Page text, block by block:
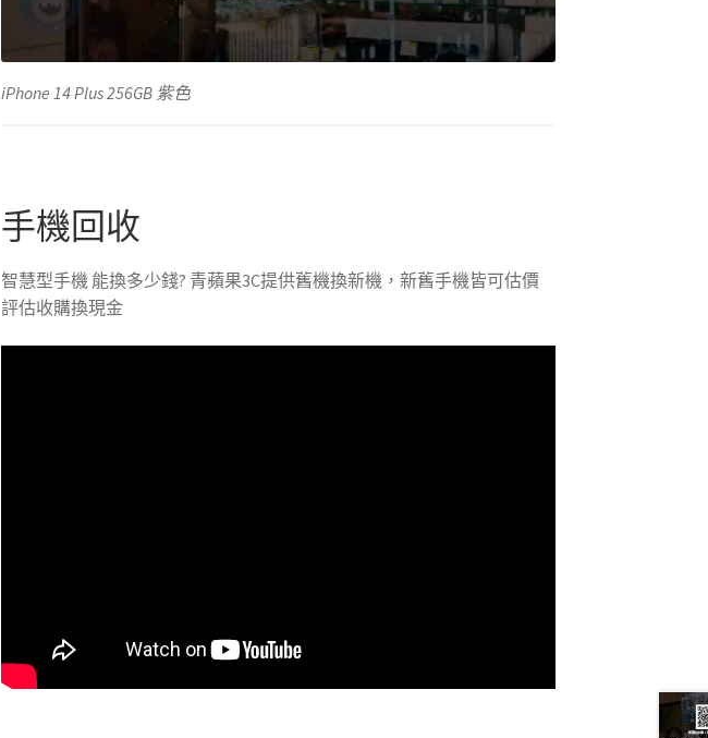
iPhone 14 Plus 256GB 紫色
手機回收
智慧型手機 能換多少錢? 青蘋果3C提供舊機換新機，新舊手機皆可估價
評估收購換現金